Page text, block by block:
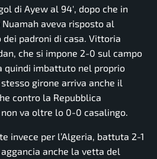
di Ayew al 94′, dopo che in
aveva risposto al
padroni di casa. Vittoria
che si impone 2-0 sul campo
quindi imbattuto nel proprio
girone arriva anche il
contro la Repubblica
va oltre lo 0-0 casalingo.
invece per l’Algeria, battuta 2-1
anche la vetta del